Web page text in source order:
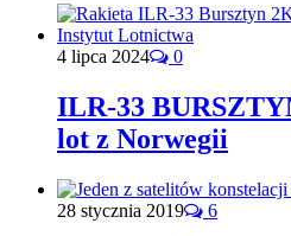
4 lipca 2024 0
ILR-33
lot z Norwegii
28 stycznia 2019 6